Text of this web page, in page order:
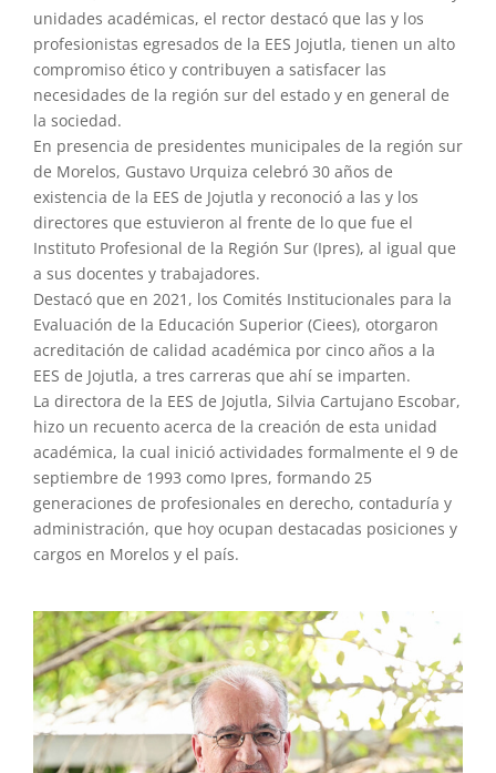
unidades académicas, el rector destacó que las y los
profesionistas egresados de la EES Jojutla, tienen un alto
compromiso ético y contribuyen a satisfacer las
necesidades de la región sur del estado y en general de
la sociedad.
En presencia de presidentes municipales de la región sur
de Morelos, Gustavo Urquiza celebró 30 años de
existencia de la EES de Jojutla y reconoció a las y los
directores que estuvieron al frente de lo que fue el
Instituto Profesional de la Región Sur (Ipres), al igual que
a sus docentes y trabajadores.
Destacó que en 2021, los Comités Institucionales para la
Evaluación de la Educación Superior (Ciees), otorgaron
acreditación de calidad académica por cinco años a la
EES de Jojutla, a tres carreras que ahí se imparten.
La directora de la EES de Jojutla, Silvia Cartujano Escobar,
hizo un recuento acerca de la creación de esta unidad
académica, la cual inició actividades formalmente el 9 de
septiembre de 1993 como Ipres, formando 25
generaciones de profesionales en derecho, contaduría y
administración, que hoy ocupan destacadas posiciones y
cargos en Morelos y el país.